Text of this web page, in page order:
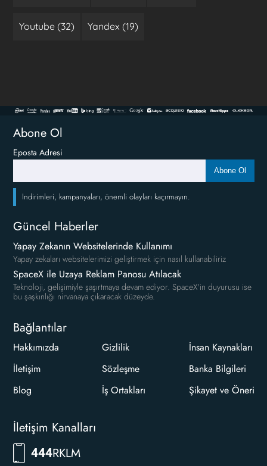
Youtube (32) Yandex (19)
Abone Ol
Eposta Adresi
Abone Ol
İndirimleri, kampanyaları, önemli olayları kaçırmayın.
Güncel Haberler
Yapay Zekanın Websitelerinde Kullanımı
Yapay zekaları websitelerimizi geliştirmek için nasıl kullanabiliriz
SpaceX ile Uzaya Reklam Panosu Atılacak
Teknoloji, gelişimiyle şaşırtmaya devam ediyor. SpaceX'in duyurusu ise
bu şaşkınlığı nirvanaya çıkaracak düzeyde.
Bağlantılar
Hakkımızda
İletişim
Blog
Gizlilik
Sözleşme
İş Ortakları
İnsan Kaynakları
Banka Bilgileri
Şikayet ve Öneri
İletişim Kanalları
444RKLM